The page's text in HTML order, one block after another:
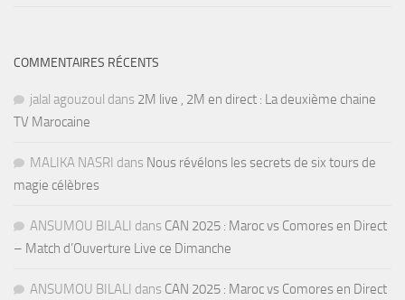
COMMENTAIRES RÉCENTS
jalal agouzoul dans 2M live , 2M en direct : La deuxième chaine
TV Marocaine
MALIKA NASRI dans Nous révélons les secrets de six tours de
magie célèbres
ANSUMOU BILALI dans CAN 2025 : Maroc vs Comores en Direct
– Match d’Ouverture Live ce Dimanche
ANSUMOU BILALI dans CAN 2025 : Maroc vs Comores en Direct